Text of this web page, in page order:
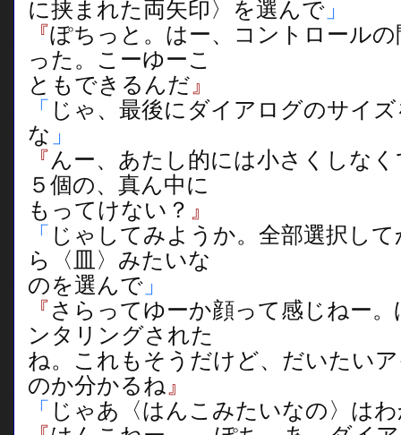
に挟まれた両矢印〉を選んで 」
『ぽちっと。はー、コントロール
った。こーゆーこ
ともできるんだ』
「 じゃ、最後にダイアログのサイ
な 」
『んー、あたし的には小さくしな
５個の、真ん中に
もってけない？ 』
「 じゃしてみようか。全部選択し
ら〈皿〉みたいな
のを選んで 」
『さらってゆーか顔って感じねー
ンタリングされた
ね。これもそうだけど、だいたい
のか分かるね』
「 じゃあ〈はんこみたいなの〉は